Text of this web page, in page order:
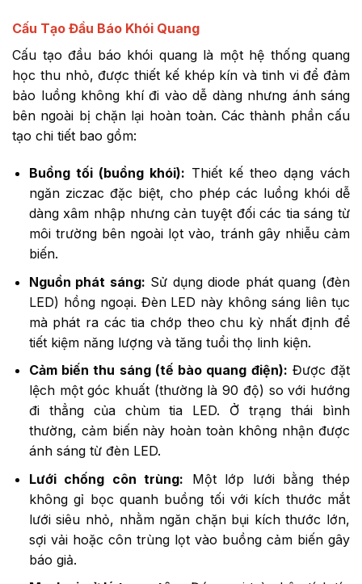
Cấu Tạo Đầu Báo Khói Quang
Cấu tạo đầu báo khói quang là một hệ thống quang
học thu nhỏ, được thiết kế khép kín và tinh vi để đảm
bảo luồng không khí đi vào dễ dàng nhưng ánh sáng
bên ngoài bị chặn lại hoàn toàn. Các thành phần cấu
tạo chi tiết bao gồm:
Buồng tối (buồng khói): Thiết kế theo dạng vách
ngăn ziczac đặc biệt, cho phép các luồng khói dễ
dàng xâm nhập nhưng cản tuyệt đối các tia sáng từ
môi trường bên ngoài lọt vào, tránh gây nhiễu cảm
biến.
Nguồn phát sáng: Sử dụng diode phát quang (đèn
LED) hồng ngoại. Đèn LED này không sáng liên tục
mà phát ra các tia chớp theo chu kỳ nhất định để
tiết kiệm năng lượng và tăng tuổi thọ linh kiện.
Cảm biến thu sáng (tế bào quang điện): Được đặt
lệch một góc khuất (thường là 90 độ) so với hướng
đi thẳng của chùm tia LED. Ở trạng thái bình
thường, cảm biến này hoàn toàn không nhận được
ánh sáng từ đèn LED.
Lưới chống côn trùng: Một lớp lưới bằng thép
không gỉ bọc quanh buồng tối với kích thước mắt
lưới siêu nhỏ, nhằm ngăn chặn bụi kích thước lớn,
sợi vải hoặc côn trùng lọt vào buồng cảm biến gây
báo giả.